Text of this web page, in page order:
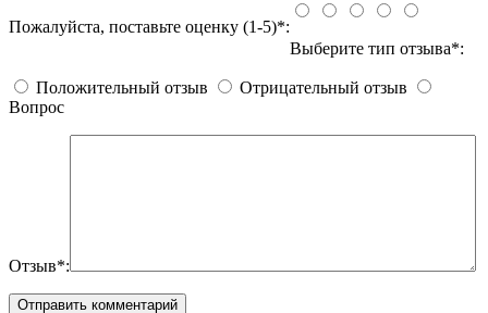
Пожалуйста, поставьте оценку (1-5)*:
Выберите тип отзыва*:
Положительный отзыв
Отрицательный отзыв
Вопрос
Отзыв*: